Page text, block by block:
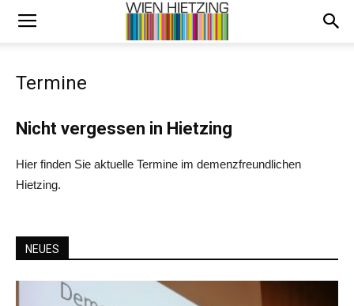
Termine
Nicht vergessen in Hietzing
Hier finden Sie aktuelle Termine im demenzfreundlichen
Hietzing.
NEUES